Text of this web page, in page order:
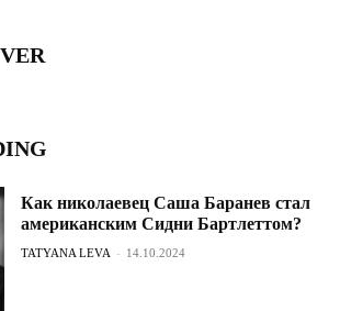
Как николаевец Саша Баранев стал
американским Сидни Бартлеттом?
TATYANA LEVA - 14.10.2024